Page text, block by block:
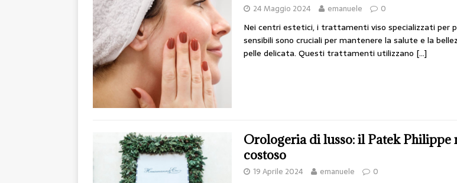
24 Maggio 2024 emanuele 0
Nei centri estetici, i trattamenti viso specializzati per
sensibili sono cruciali per mantenere la salute e la
pelle delicata. Questi trattamenti utilizzano […]
Orologeria di lusso: il Patek Philippe
costoso
19 Aprile 2024 emanuele 0